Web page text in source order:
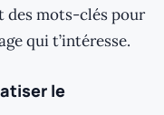
des mots-clés pour
qui t’intéresse.
le